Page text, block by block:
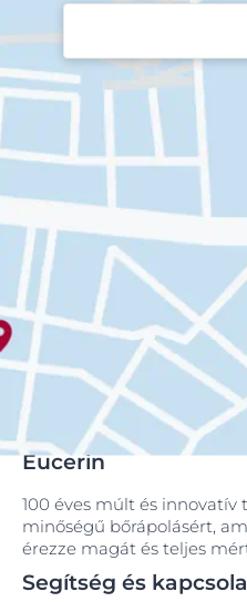
Eucerin
100 éves múlt és
minőségű bőrápolásért,
érezze magát és teljes
Segítség és